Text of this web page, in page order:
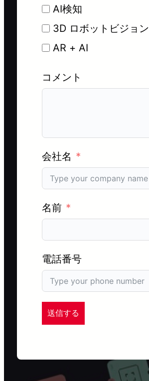
AI検知
3D ロボットビジョン
AR + AI
コメント
会社名
名前
電話番号
送信する